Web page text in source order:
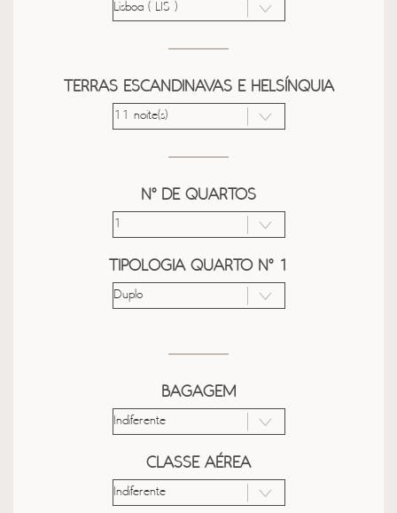
TERRAS ESCANDINAVAS E HELSÍNQUIA
Nº DE QUARTOS
TIPOLOGIA QUARTO Nº 1
BAGAGEM
CLASSE AÉREA